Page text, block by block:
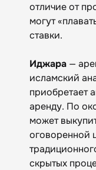
отличие от
могут
ставки.
Иджара —
исламский
приобретает
аренду. По
может
оговоренной
скрытых